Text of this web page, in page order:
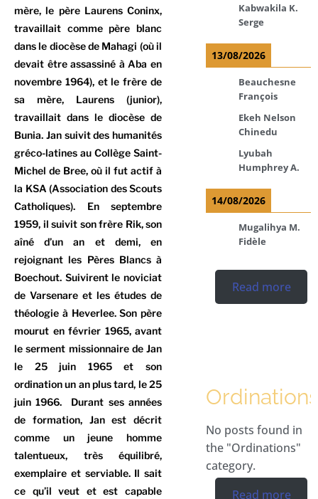
mère, le père Laurens Coninx,
travaillait comme père blanc
dans le diocèse de Mahagi (où il
devait être assassiné à Aba en
novembre 1964), et le frère de
sa mère, Laurens (junior),
travaillait dans le diocèse de
Bunia. Jan suivit des humanités
gréco-latines au Collège Saint-
Michel de Bree, où il fut actif à
la KSA (Association des Scouts
Catholiques). En septembre
1959, il suivit son frère Rik, son
aîné d’un an et demi, en
rejoignant les Pères Blancs à
Boechout. Suivirent le noviciat
de Varsenare et les études de
théologie à Heverlee. Son père
mourut en février 1965, avant
le serment missionnaire de Jan
le 25 juin 1965 et son
ordination un an plus tard, le 25
juin 1966. Durant ses années
de formation, Jan est décrit
comme un jeune homme
talentueux, très équilibré,
exemplaire et serviable. Il sait
ce qu’il veut et est capable
Kabwakila K.
Serge
13/08/2026
Beauchesne
François
Ekeh Nelson
Chinedu
Lyubah
Humphrey A.
14/08/2026
Mugalihya M.
Fidèle
Read more
Ordinations
No posts found in
the "Ordinations"
category.
Read more